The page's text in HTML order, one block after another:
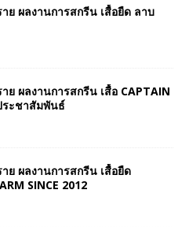
าย ผลงานการสกรีน เสื้อยืด ลาบ
ย ผลงานการสกรีน เสื้อ CAPTAIN
ระชาสัมพันธ์
าย ผลงานการสกรีน เสื้อยืด
SINCE 2012